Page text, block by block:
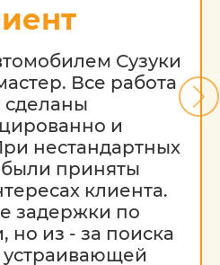
Сузуки
Все работа
и
нестандартных
были приняты
клиента.
задержки по
из - за поиска
устраивающей